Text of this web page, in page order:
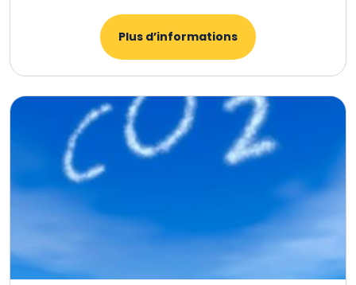
Plus d’informations